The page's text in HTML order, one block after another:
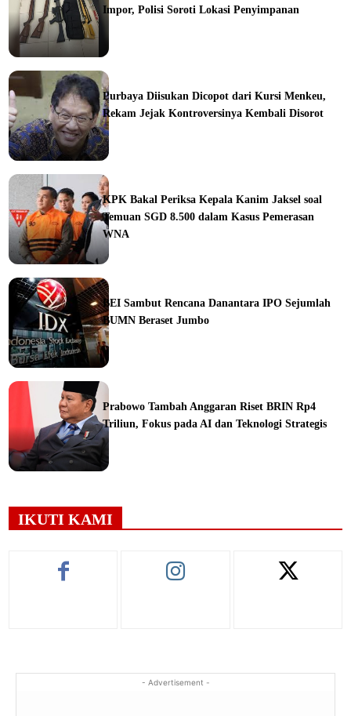
Impor, Polisi Soroti Lokasi Penyimpanan
Purbaya Diisukan Dicopot dari Kursi Menkeu,
Rekam Jejak Kontroversinya Kembali Disorot
KPK Bakal Periksa Kepala Kanim Jaksel soal
Temuan SGD 8.500 dalam Kasus Pemerasan
WNA
BEI Sambut Rencana Danantara IPO Sejumlah
BUMN Beraset Jumbo
Prabowo Tambah Anggaran Riset BRIN Rp4
Triliun, Fokus pada AI dan Teknologi Strategis
IKUTI KAMI
- Advertisement -